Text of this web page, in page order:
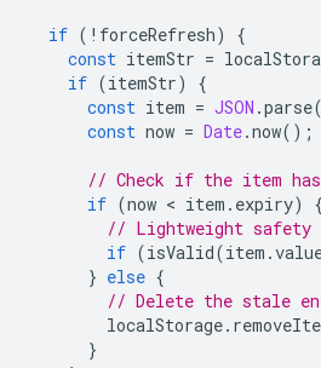
if ( ! forceRefresh)
{
const itemStr =
if (itemStr)
{
const item = JSON .parse(
const now = Date.now();
// Check if the item
if (now < item . expiry)
{
// Lightweight safety
if (isValid(item .
} else {
// Delete the stale
localStorage.
}